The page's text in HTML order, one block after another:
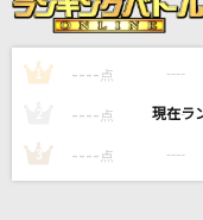
innocent world
Mr.Children
烏
1 ---- 点 ----
---- 点 ----
3 ---- 点 ----